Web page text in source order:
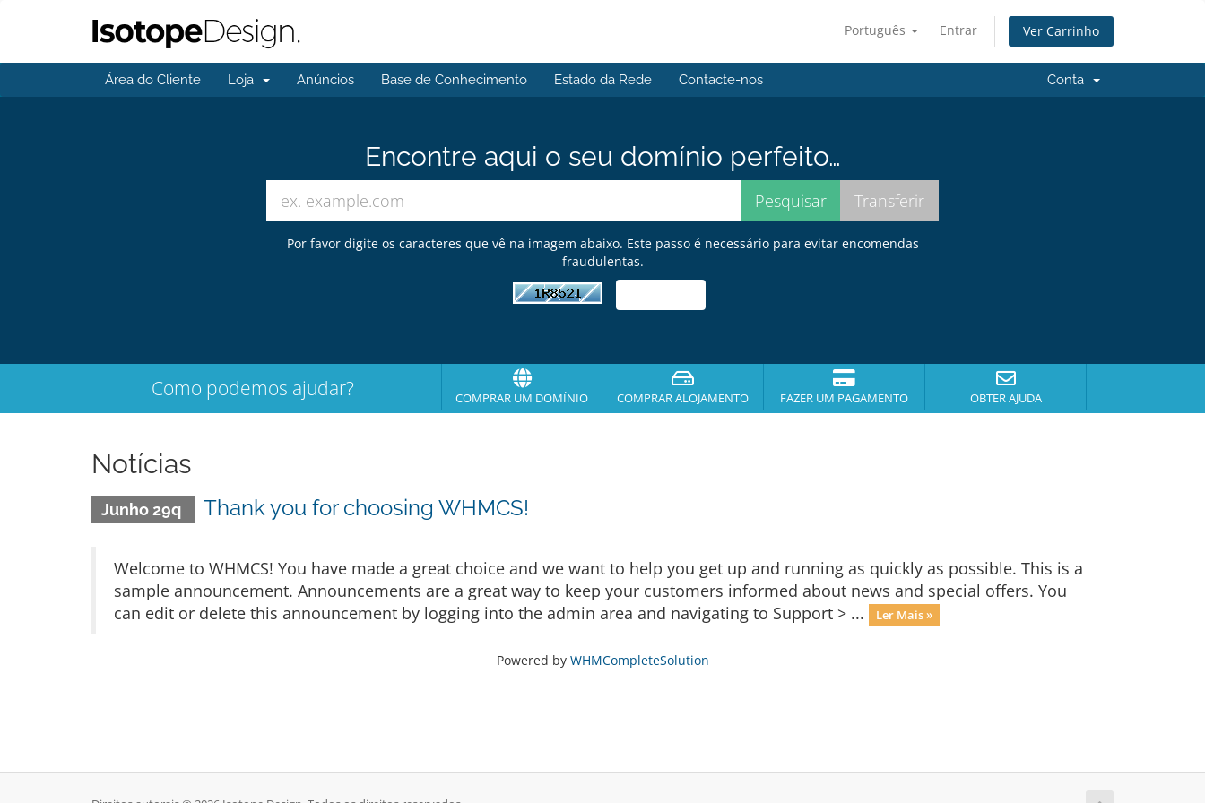
Português Entrar Ver Carrinho
Área do Cliente Loja Anúncios Base de Conhecimento Estado da Rede Contacte-nos Conta
Encontre aqui o seu domínio perfeito…
Por favor digite os caracteres que vê na imagem abaixo. Este passo é necessário para evitar encomendas
fraudulentas.
Como podemos ajudar? COMPRAR UM DOMÍNIO COMPRAR ALOJAMENTO FAZER UM PAGAMENTO OBTER AJUDA
Notícias
Junho 29q Thank you for choosing WHMCS!
Welcome to WHMCS! You have made a great choice and we want to help you get up and running as quickly as possible. This is a
sample announcement. Announcements are a great way to keep your customers informed about news and special offers. You
can edit or delete this announcement by logging into the admin area and navigating to Support > ...
Ler Mais »
Powered by WHMCompleteSolution